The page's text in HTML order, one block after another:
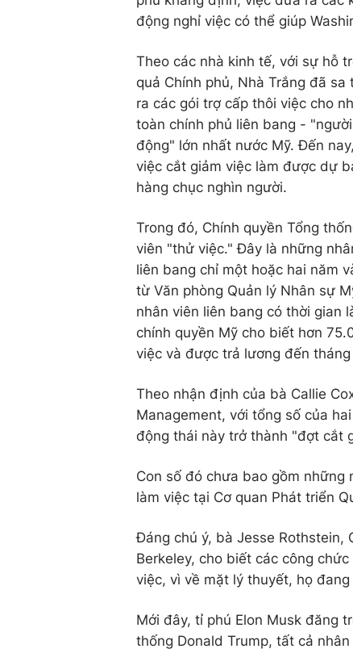
động nghỉ việc có thể giúp
Theo các nhà kinh tế, với sự hỗ
quả Chính phủ, Nhà Trắng đã sa
ra các gói trợ cấp thôi việc cho
toàn chính phủ liên bang -
động" lớn nhất nước Mỹ. Đến
việc cắt giảm việc làm được dự
hàng chục nghìn người.
Trong đó, Chính quyền Tổng
viên "thử việc." Đây là những
liên bang chỉ một hoặc hai năm
từ Văn phòng Quản lý Nhân sự
nhân viên liên bang có thời gian
chính quyền Mỹ cho biết hơn
việc và được trả lương đến
Theo nhận định của bà Callie
Management, với tổng số của
động thái này trở thành "đợt cắt
Con số đó chưa bao gồm những
làm việc tại Cơ quan Phát triển
Đáng chú ý, bà Jesse Rothstein,
Berkeley, cho biết các công
việc, vì về mặt lý thuyết, họ
Mới đây, tỉ phú Elon Musk đăng
thống Donald Trump, tất cả